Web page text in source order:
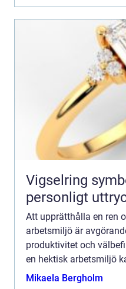
Vigselring symbol, hantverk och
personligt
Att upprätthålla en ren
arbetsmiljö är
produktivitet och
en hektisk arbetsmiljö
Stockholm ...
Mikaela Bergholm